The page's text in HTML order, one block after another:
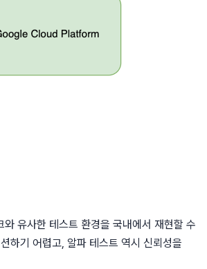
유사한 테스트 환경을 국내에서 재현할 수
하기 어렵고, 알파 테스트 역시 신뢰성을